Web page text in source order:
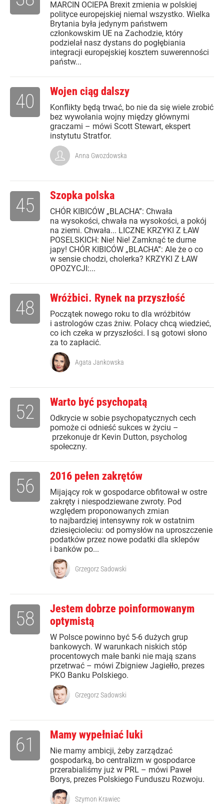
MARCIN OCIEPA Brexit zmienia w polskiej
polityce europejskiej niemal wszystko. Wielka
Brytania była jedynym państwem
członkowskim UE na Zachodzie, który
podzielał nasz dystans do pogłębiania
integracji europejskiej kosztem suwerenności
państw...
Wojen ciąg dalszy
Konflikty będą trwać, bo nie da się wiele zrobić
bez wywołania wojny między głównymi
graczami – mówi Scott Stewart, ekspert
instytutu Stratfor.
40
Anna Gwozdowska
Szopka polska
CHÓR KIBICÓW „BLACHA”: Chwała
na wysokości, chwała na wysokości, a pokój
na ziemi. Chwała... LICZNE KRZYKI Z ŁAW
POSELSKICH: Nie! Nie! Zamknąć te durne
japy! CHÓR KIBICÓW „BLACHA”: Ale że o co
w sensie chodzi, cholerka? KRZYKI Z ŁAW
OPOZYCJI:...
45
Wróżbici. Rynek na przyszłość
Początek nowego roku to dla wróżbitów
i astrologów czas żniw. Polacy chcą wiedzieć,
co ich czeka w przyszłości. I są gotowi słono
za to zapłacić.
48
Agata Jankowska
Warto być psychopatą
Odkrycie w sobie psychopatycznych cech
pomoże ci odnieść sukces w życiu –
przekonuje dr Kevin Dutton, psycholog
społeczny.
52
2016 pełen zakrętów
Mijający rok w gospodarce obfitował w ostre
zakręty i niespodziewane zwroty. Pod
względem proponowanych zmian
to najbardziej intensywny rok w ostatnim
dziesięcioleciu: od pomysłów na uproszczenie
podatków przez nowe podatki dla sklepów
i banków po...
56
Grzegorz Sadowski
Jestem dobrze poinformowanym
optymistą
W Polsce powinno być 5-6 dużych grup
bankowych. W warunkach niskich stóp
procentowych małe banki nie mają szans
przetrwać – mówi Zbigniew Jagiełło, prezes
PKO Banku Polskiego.
58
Grzegorz Sadowski
Mamy wypełniać luki
Nie mamy ambicji, żeby zarządzać
gospodarką, bo centralizm w gospodarce
przerabialiśmy już w PRL – mówi Paweł
Borys, prezes Polskiego Funduszu Rozwoju.
61
Szymon Krawiec